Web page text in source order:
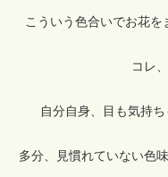
こういう色合いでお花を
コレ
自分自身、目も気持
多分、見慣れていない色